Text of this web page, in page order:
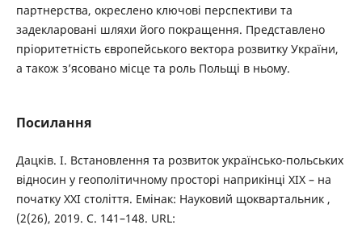
партнерства, окреслено ключові перспективи та
задекларовані шляхи його покращення. Представлено
пріоритетність європейського вектора розвитку України,
а також з’ясовано місце та роль Польщі в ньому.
Посилання
Дацків. І. Встановлення та розвиток українсько-польських
відносин у геополітичному просторі наприкінці XIX – на
початку XXI століття. Емінак: Науковий щоквартальник ,
(2(26), 2019. С. 141–148. URL: